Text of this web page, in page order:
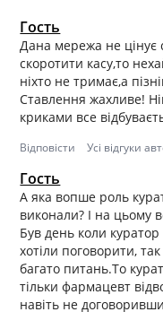
Гость
Дана мережа не цінує
скоротити касу,то
ніхто не тримає,а
Ставлення жахливе!
криками все
Відповісти Усі відгуки
Гость
А яка вопше роль
виконали? І на цьому
Був день коли
хотіли поговорити,
багато питань.То
тільки фармацевт
навіть не